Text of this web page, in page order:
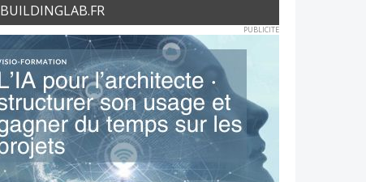
BUILDINGLAB.FR
PUBLICITE